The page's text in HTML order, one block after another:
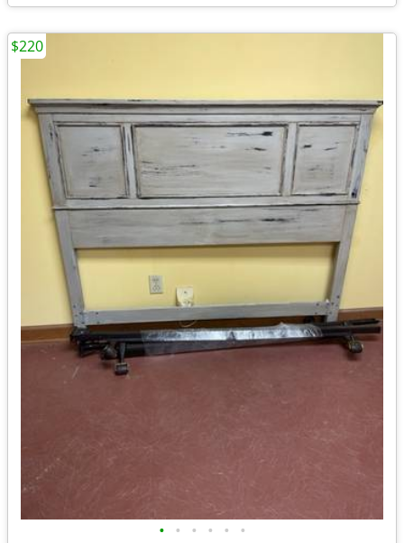
• • • • • •
$220